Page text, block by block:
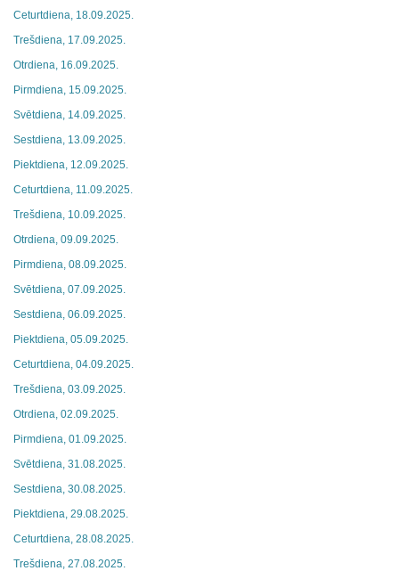
Ceturtdiena, 18.09.2025.
Trešdiena, 17.09.2025.
Otrdiena, 16.09.2025.
Pirmdiena, 15.09.2025.
Svētdiena, 14.09.2025.
Sestdiena, 13.09.2025.
Piektdiena, 12.09.2025.
Ceturtdiena, 11.09.2025.
Trešdiena, 10.09.2025.
Otrdiena, 09.09.2025.
Pirmdiena, 08.09.2025.
Svētdiena, 07.09.2025.
Sestdiena, 06.09.2025.
Piektdiena, 05.09.2025.
Ceturtdiena, 04.09.2025.
Trešdiena, 03.09.2025.
Otrdiena, 02.09.2025.
Pirmdiena, 01.09.2025.
Svētdiena, 31.08.2025.
Sestdiena, 30.08.2025.
Piektdiena, 29.08.2025.
Ceturtdiena, 28.08.2025.
Trešdiena, 27.08.2025.